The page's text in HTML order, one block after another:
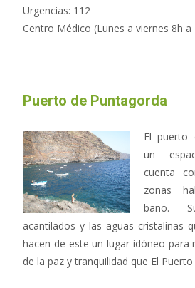
Urgencias: 112
Centro Médico (Lunes a viernes 8h a
Puerto de Puntagorda
El puerto
un
cuenta
zonas
baño.
acantilados y las aguas cristalinas
hacen de este un lugar idóneo para
de la paz y tranquilidad que El